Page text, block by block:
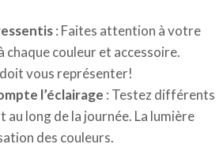
: Faites attention à votre
chaque couleur et accessoire.
vous représenter!
l’éclairage : Testez différents
au long de la journée. La lumière
des couleurs.